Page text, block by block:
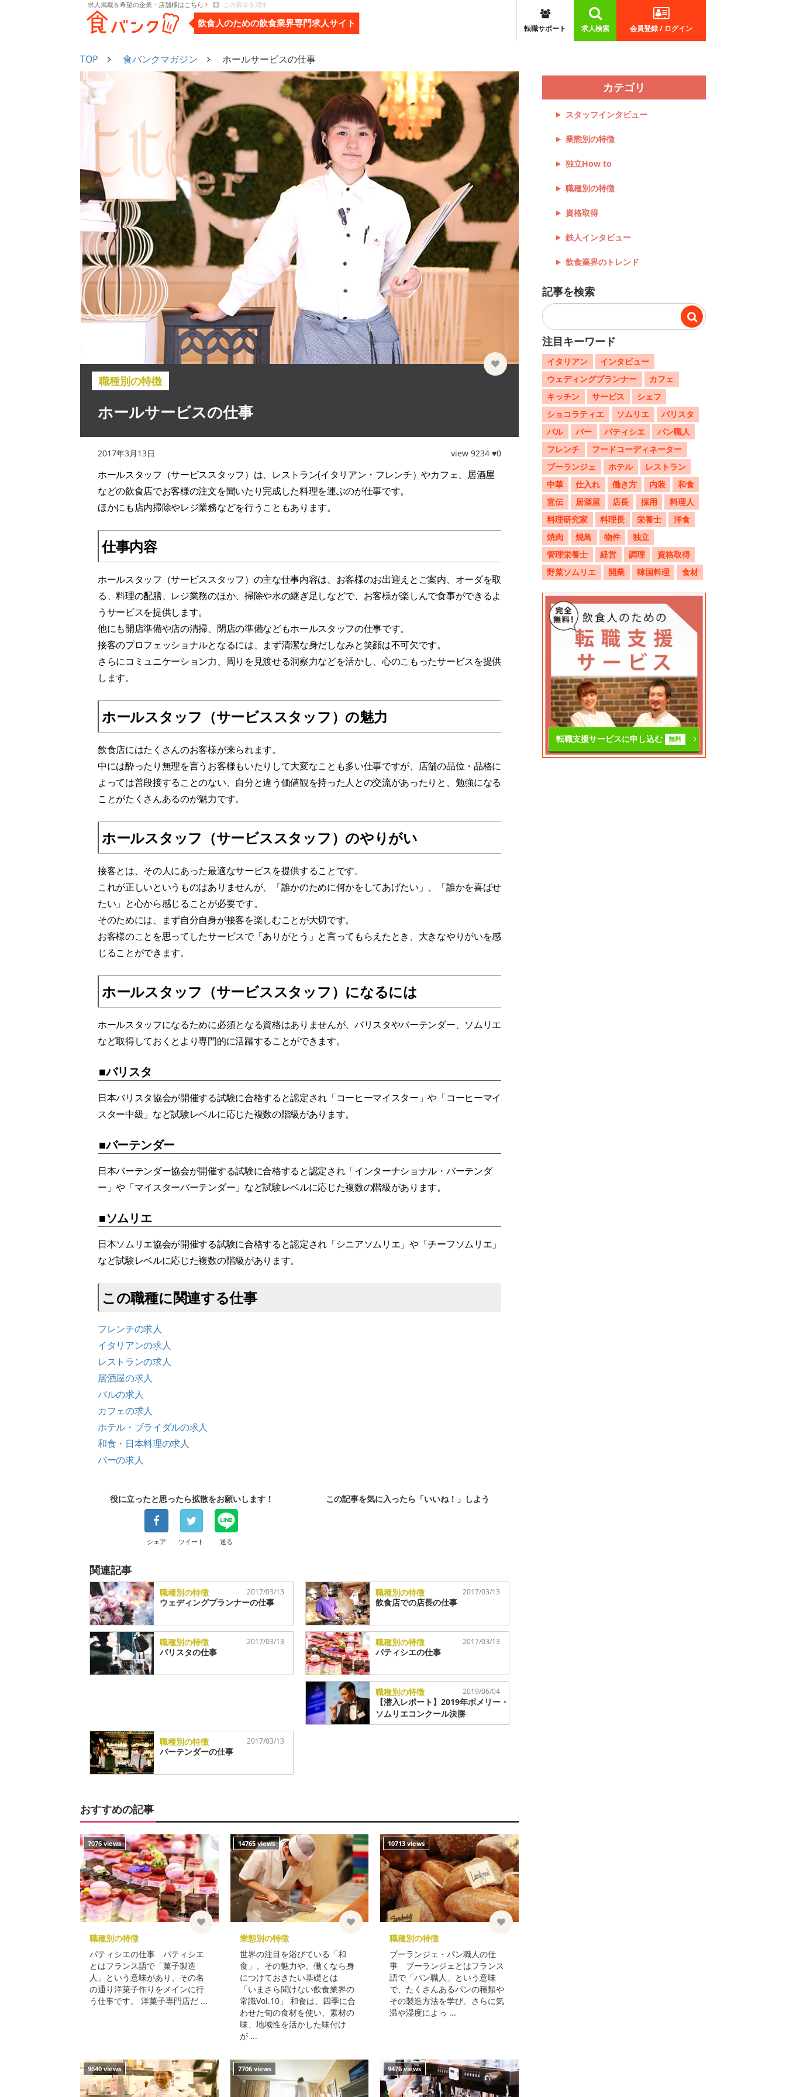
求人掲載を希望の企業・店舗様はこちら この表示を消す
飲食人のための飲食業界専門求人サイト 会員登録 / ログイン
求人検索
転職サポート
TOP 食バンクマガジン ホールサービスの仕事
職種別の特徴
ホールサービスの仕事
2017年3月13日 view 9234 ♥0
ホールスタッフ（サービススタッフ）は、レストラン(イタリアン・フレンチ）やカフェ、居酒屋
などの飲食店でお客様の注文を聞いたり完成した料理を運ぶのが仕事です。
ほかにも店内掃除やレジ業務などを行うこともあります。
仕事内容
ホールスタッフ（サービススタッフ）の主な仕事内容は、お客様のお出迎えとご案内、オーダを取
る、料理の配膳、レジ業務のほか、掃除や水の継ぎ足しなどで、お客様が楽しんで食事ができるよ
うサービスを提供します。
他にも開店準備や店の清掃、閉店の準備などもホールスタッフの仕事です。
接客のプロフェッショナルとなるには、まず清潔な身だしなみと笑顔は不可欠です。
さらにコミュニケーション力、周りを見渡せる洞察力などを活かし、心のこもったサービスを提供
します。
ホールスタッフ（サービススタッフ）の魅力
飲食店にはたくさんのお客様が来られます。
中には酔ったり無理を言うお客様もいたりして大変なことも多い仕事ですが、店舗の品位・品格に
よっては普段接することのない、自分と違う価値観を持った人との交流があったりと、勉強になる
ことがたくさんあるのが魅力です。
ホールスタッフ（サービススタッフ）のやりがい
接客とは、その人にあった最適なサービスを提供することです。
これが正しいというものはありませんが、「誰かのために何かをしてあげたい」、「誰かを喜ばせ
たい」と心から感じることが必要です。
そのためには、まず自分自身が接客を楽しむことが大切です。
お客様のことを思ってしたサービスで「ありがとう」と言ってもらえたとき、大きなやりがいを感
じることができます。
ホールスタッフ（サービススタッフ）になるには
ホールスタッフになるために必須となる資格はありませんが、バリスタやバーテンダー、ソムリエ
など取得しておくとより専門的に活躍することができます。
■バリスタ
日本バリスタ協会が開催する試験に合格すると認定され「コーヒーマイスター」や「コーヒーマイ
スター中級」など試験レベルに応じた複数の階級があります。
■バーテンダー
日本バーテンダー協会が開催する試験に合格すると認定され「インターナショナル・バーテンダ
ー」や「マイスターバーテンダー」など試験レベルに応じた複数の階級があります。
■ソムリエ
日本ソムリエ協会が開催する試験に合格すると認定され「シニアソムリエ」や「チーフソムリエ」
など試験レベルに応じた複数の階級があります。
この職種に関連する仕事
フレンチの求人
イタリアンの求人
レストランの求人
居酒屋の求人
バルの求人
カフェの求人
ホテル・ブライダルの求人
和食・日本料理の求人
バーの求人
役に立ったと思ったら拡散をお願いします！
シェア ツイート 送る
この記事を気に入ったら「いいね！」しよう
関連記事
職種別の特徴 2017/03/13
ウェディングプランナーの仕事
職種別の特徴 2017/03/13
飲食店での店長の仕事
職種別の特徴 2017/03/13
バリスタの仕事
職種別の特徴 2017/03/13
パティシエの仕事
職種別の特徴 2019/06/04
【潜入レポート】2019年ポメリー・
ソムリエコンクール決勝
職種別の特徴 2017/03/13
バーテンダーの仕事
おすすめの記事
7076 views
職種別の特徴
パティシエの仕事 パティシエ
とはフランス語で「菓子製造
人」という意味があり、その名
の通り洋菓子作りをメインに行
う仕事です。 洋菓子専門店だ ...
14765 views
業態別の特徴
世界の注目を浴びている「和
食」。その魅力や、働くなら身
につけておきたい基礎とは
「いまさら聞けない飲食業界の
常識Vol.10」 和食は、四季に合
わせた旬の食材を使い、素材の
味、地域性を活かした味付け
が ...
10713 views
職種別の特徴
ブーランジェ・パン職人の仕
事 ブーランジェとはフランス
語で「パン職人」という意味
で、たくさんあるパンの種類や
その製造方法を学び、さらに気
温や湿度によっ ...
9640 views 7706 views 9476 views
カテゴリ
スタッフインタビュー
業態別の特徴
独立How to
職種別の特徴
資格取得
鉄人インタビュー
飲食業界のトレンド
記事を検索
注目キーワード
イタリアン
インタビュー
ウェディングプランナー
カフェ
キッチン
サービス
シェフ
ショコラティエ
ソムリエ
バリスタ
バル
バー パティシエ
パン職人
フレンチ
フードコーディネーター
ブーランジェ
ホテル
レストラン
中華
仕入れ 働き方 内装
和食
宣伝
居酒屋 店長 採用
料理人
料理研究家
料理長 栄養士
洋食
焼肉
焼鳥 物件
独立
管理栄養士
経営 調理
資格取得
野菜ソムリエ
開業 韓国料理 食材
転職支援サービスに申し込む 無料